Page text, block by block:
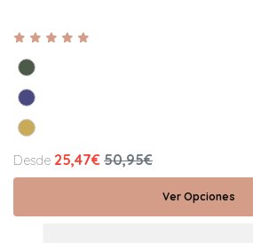
Desde 25,47€ 50,95€
Ver Opciones